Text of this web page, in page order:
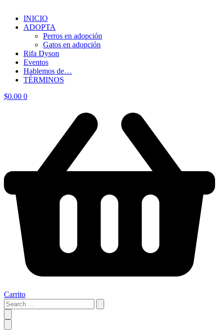
INICIO
ADOPTA
Perros en adopción
Gatos en adopción
Rifa Dyson
Eventos
Hablemos de…
TÉRMINOS
$0.00 0
Carrito
Search
…